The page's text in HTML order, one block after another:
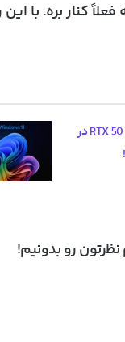
کنار بره. با
موج عجیب گرانی کارت گرافیک‌های RTX 50 در
رو بدونیم!